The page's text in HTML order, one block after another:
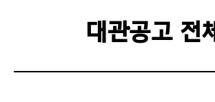
대관공고 전체